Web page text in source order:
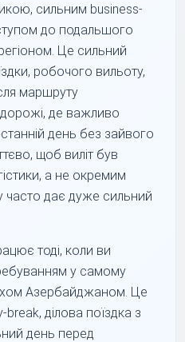
сильним business-
до подальшого
Це сильний
робочого вильоту,
маршруту
де важливо
день без зайвого
щоб виліт був
а не окремим
часто дає дуже сильний
тоді, коли ви
у самому
Азербайджаном. Це
ділова поїздка з
день перед